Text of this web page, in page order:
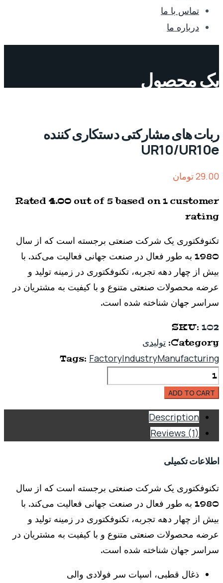
تماس با ما
درباره ما
یک محصول
ربات های مشارکتی دستکاری کننده
UR10/UR10e
29.00تومان
Rated 4.00 out of 5 based on1 customer
rating
تکنوفکتوری یک شرکت صنعتی برجسته است که از سال
1980 به طور فعال در صنعت جهانی فعالیت می‌کند. با
بیش از چهار دهه تجربه، تکنوفکتوری در زمینه تولید و
عرضه محصولات صنعتی متنوع و با کیفیت به مشتریان در
سراسر جهان شناخته شده است.
SKU: 102
Category: تولیدی
Tags: FactoryIndustryManufacturing
ربات
های
دستکاری
کننده
quantity
ADD TO CART
Description
Reviews (1)
اطلاعات تکمیلی
تکنوفکتوری یک شرکت صنعتی برجسته است که از سال
1980 به طور فعال در صنعت جهانی فعالیت می‌کند. با
بیش از چهار دهه تجربه، تکنوفکتوری در زمینه تولید و
عرضه محصولات صنعتی متنوع و با کیفیت به مشتریان در
سراسر جهان شناخته شده است.
ذغال قطبی، اسپات سر فولادی والی